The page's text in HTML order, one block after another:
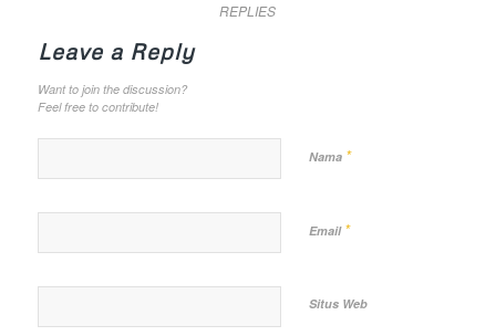
REPLIES
Leave a Reply
Want to join the discussion?
Feel free to contribute!
Nama *
Email *
Situs Web